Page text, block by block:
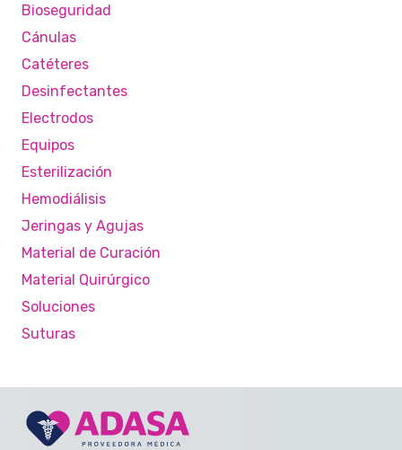
Bioseguridad
Cánulas
Catéteres
Desinfectantes
Electrodos
Equipos
Esterilización
Hemodiálisis
Jeringas y Agujas
Material de Curación
Material Quirúrgico
Soluciones
Suturas